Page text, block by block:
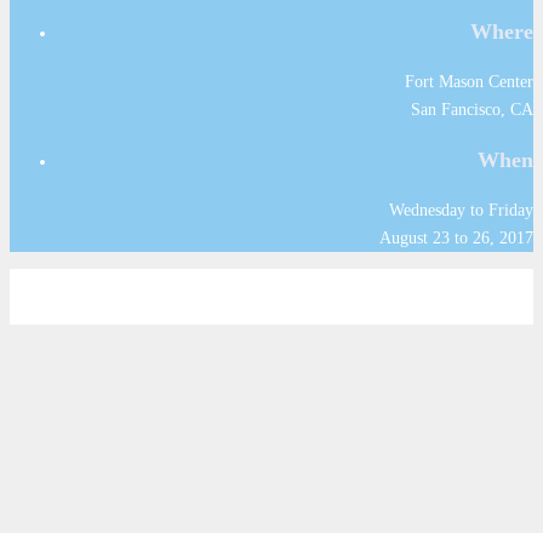
Where
Fort Mason Center
San Fancisco, CA
When
Wednesday to Friday
August 23 to 26, 2017